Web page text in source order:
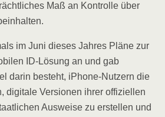
Maß an Kon­trol­le über
im Juni die­ses Jah­res Plä­ne zur
ID-Lösung an und gab
dar­in besteht, iPho­ne-Nut­zern die
digi­ta­le Ver­sio­nen ihrer offi­zi­el­len
Aus­wei­se zu erstel­len und